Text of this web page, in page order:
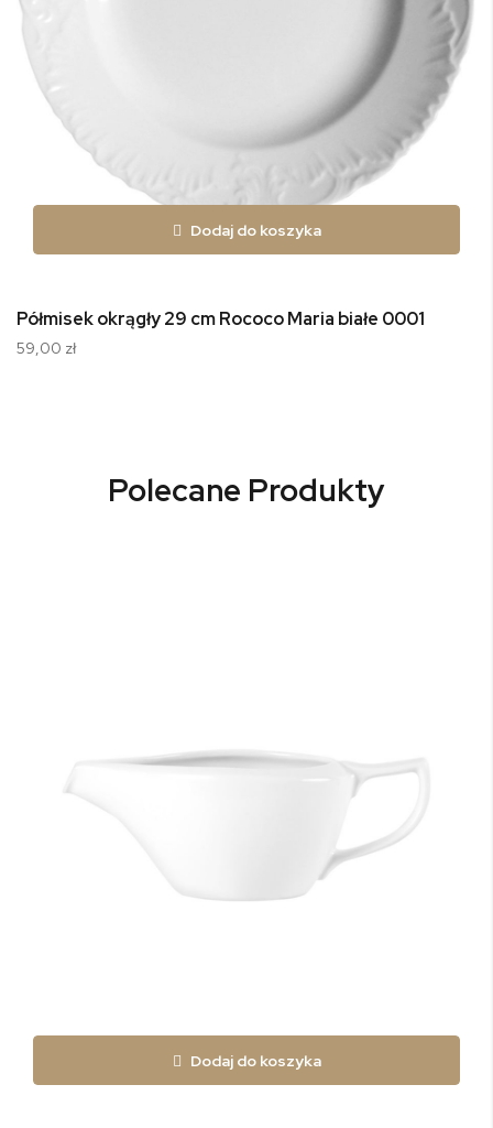
Dodaj do koszyka
Półmisek okrągły 29 cm Rococo Maria białe 0001
59,00 zł
Polecane Produkty
Dodaj do koszyka